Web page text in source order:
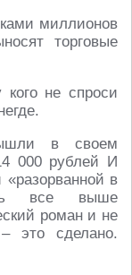
миллионов
торговые
не спроси
в своем
000 рублей И
в
все выше
роман и не
это сделано.